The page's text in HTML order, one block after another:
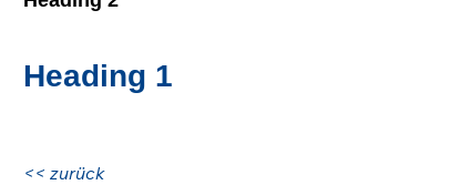
Heading 1
<< zurück